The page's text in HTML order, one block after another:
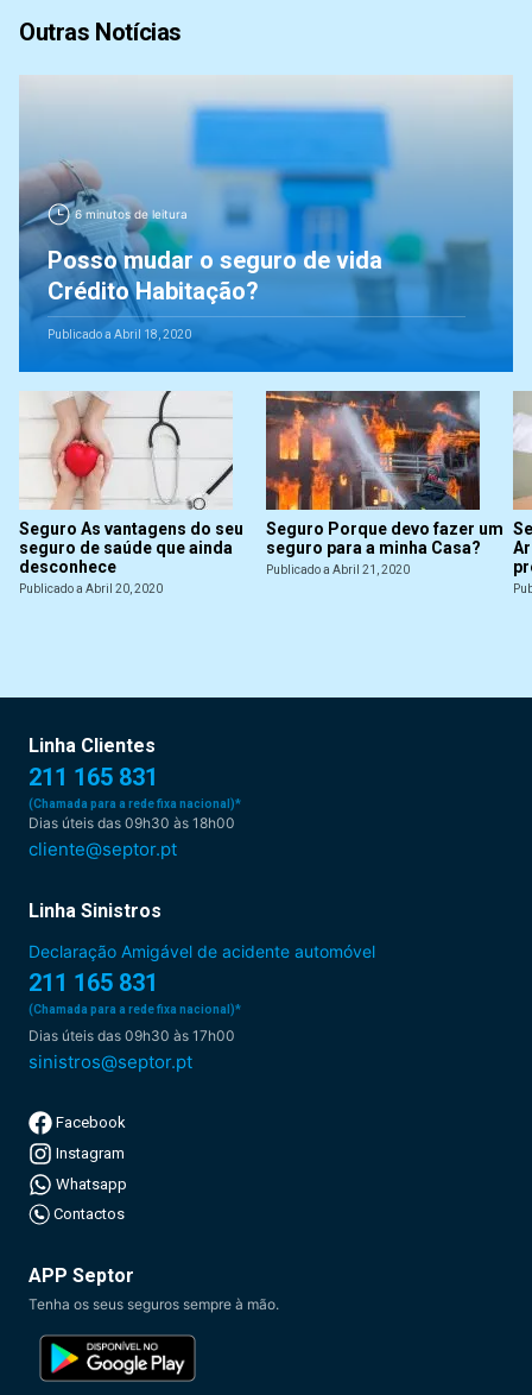
Outras Notícias
6 minutos de leitura
Posso mudar o seguro de vida
Crédito Habitação?
Publicado a Abril 18, 2020
Seguro As vantagens do seu
seguro de saúde que ainda
desconhece
Publicado a Abril 20, 2020
Seguro Porque devo fazer um
seguro para a minha Casa?
Publicado a Abril 21, 2020
Linha Clientes
211 165 831
(Chamada para a rede fixa nacional)*
Dias úteis das 09h30 às 18h00
cliente@septor.pt
Linha Sinistros
Declaração Amigável de acidente automóvel
211 165 831
(Chamada para a rede fixa nacional)*
Dias úteis das 09h30 às 17h00
sinistros@septor.pt
Facebook
Instagram
Whatsapp
Contactos
APP Septor
Tenha os seus seguros sempre à mão.